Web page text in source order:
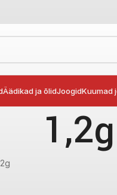
Äädikad ja õlidJoogidKuumad
1,2g